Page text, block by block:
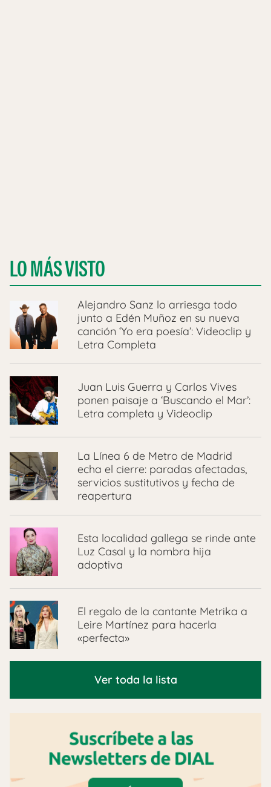
LO MÁS VISTO
Alejandro Sanz lo arriesga todo
junto a Edén Muñoz en su nueva
canción ‘Yo era poesía’: Videoclip y
Letra Completa
Juan Luis Guerra y Carlos Vives
ponen paisaje a ‘Buscando el Mar’:
Letra completa y Videoclip
La Línea 6 de Metro de Madrid
echa el cierre: paradas afectadas,
servicios sustitutivos y fecha de
reapertura
Esta localidad gallega se rinde ante
Luz Casal y la nombra hija
adoptiva
El regalo de la cantante Metrika a
Leire Martínez para hacerla
«perfecta»
Ver toda la lista